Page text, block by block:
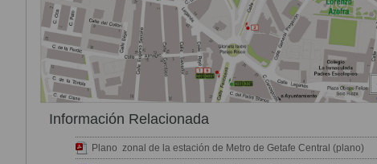
Información Relacionada
Plano zonal de la estación de Metro de Getafe Central (plano)